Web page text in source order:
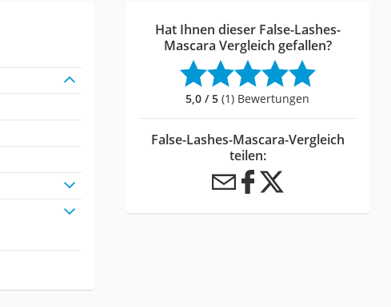
Hat Ihnen dieser False-Lashes-
Mascara Vergleich gefallen?
5,0 / 5 (1) Bewertungen
False-Lashes-Mascara-Vergleich
teilen: